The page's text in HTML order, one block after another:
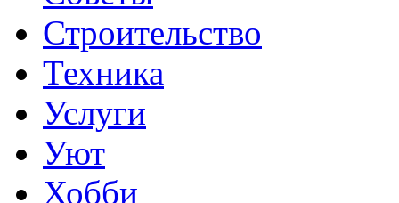
Строительство
Техника
Услуги
Уют
Хобби